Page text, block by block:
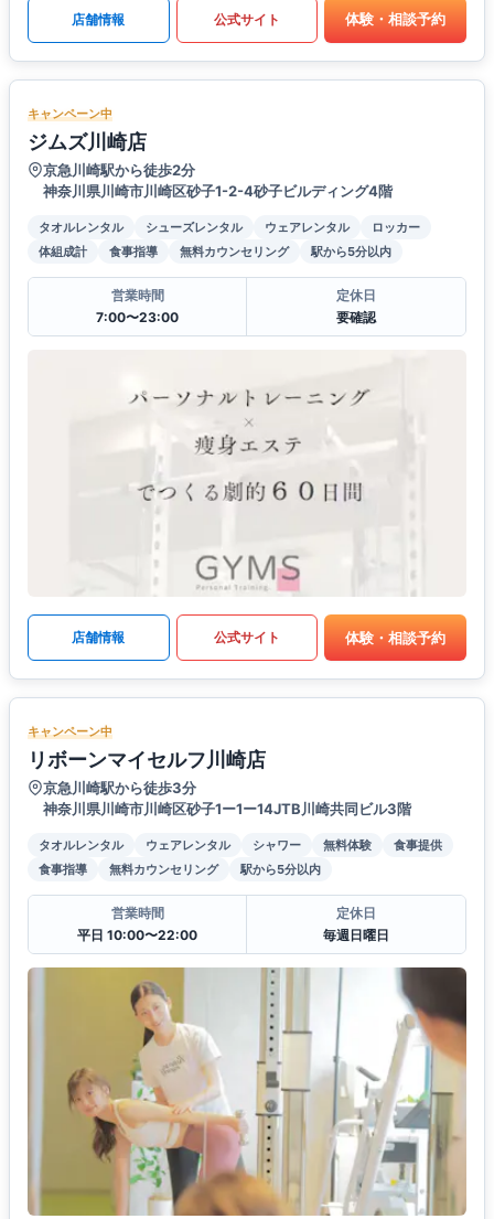
店舗情報 公式サイト 体験・相談予約
キャンペーン中
ジムズ川崎店
京急川崎駅から徒歩2分
神奈川県川崎市川崎区砂子1-2-4砂子ビルディング4階
タオルレンタル シューズレンタル ウェアレンタル
ロッカー
体組成計
食事指導 無料カウンセリング 駅から5分以内
営業時間
7:00〜23:00
定休日
要確認
店舗情報 公式サイト 体験・相談予約
キャンペーン中
リボーンマイセルフ川崎店
京急川崎駅から徒歩3分
神奈川県川崎市川崎区砂子1ー1ー14JTB川崎共同ビル3階
タオルレンタル ウェアレンタル シャワー 無料体験
食事提供
食事指導
無料カウンセリング 駅から5分以内
営業時間
平日 10:00〜22:00
定休日
毎週日曜日